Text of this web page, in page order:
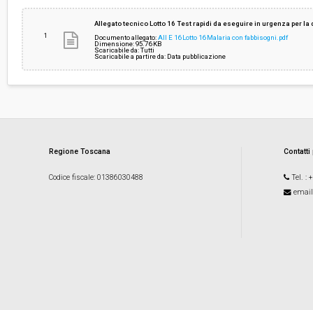
1
Allegato tecnico Lotto 16 Test rapidi da eseguire in urgenza per
Documento allegato:All E 16 Lotto 16 Malaria con fabbisogni.pdf
Dimensione: 95.76 KB
Scaricabile da: Tutti
Scaricabile a partire da: Data pubblicazione
Regione Toscana
Codice fiscale: 01386030488 Tel. :
email